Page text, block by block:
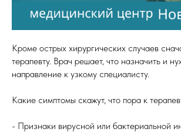
Кроме острых хирургических случаев
терапевту. Врач решает, что назначить и
направление к узкому специалисту.
Какие симптомы скажут, что пора к
- Признаки вирусной или бактериальной